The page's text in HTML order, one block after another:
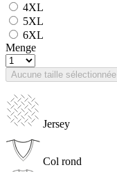
4XL
5XL
6XL
Menge
Aucune taille sélectionnée
Jersey
Col rond